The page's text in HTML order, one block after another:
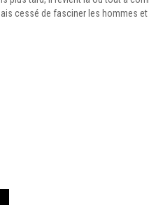
cessé de fasciner les hommes et